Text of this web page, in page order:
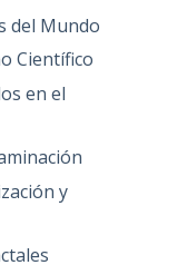
del Mundo
Científico
en el
y